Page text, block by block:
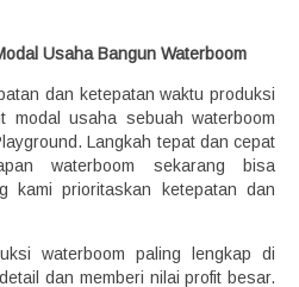
Usaha Bangun Waterboom
dan ketepatan waktu produksi
modal usaha sebuah waterboom
Langkah tepat dan cepat
waterboom sekarang bisa
kami prioritaskan ketepatan dan
waterboom paling lengkap di
dan memberi nilai profit besar.